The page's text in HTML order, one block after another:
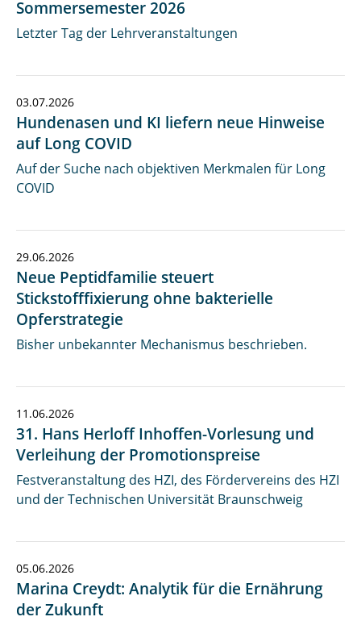
Sommersemester 2026
Letzter Tag der Lehrveranstaltungen
03.07.2026
Hundenasen und KI liefern neue Hinweise
auf Long COVID
Auf der Suche nach objektiven Merkmalen für Long
COVID
29.06.2026
Neue Peptidfamilie steuert
Stickstofffixierung ohne bakterielle
Opferstrategie
Bisher unbekannter Mechanismus beschrieben.
11.06.2026
31. Hans Herloff Inhoffen-Vorlesung und
Verleihung der Promotionspreise
Festveranstaltung des HZI, des Fördervereins des HZI
und der Technischen Universität Braunschweig
05.06.2026
Marina Creydt: Analytik für die Ernährung
der Zukunft